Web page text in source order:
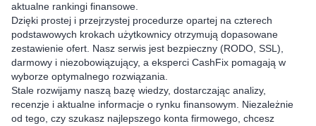
aktualne rankingi finansowe.
Dzięki prostej i przejrzystej procedurze opartej na czterech
podstawowych krokach użytkownicy otrzymują dopasowane
zestawienie ofert. Nasz serwis jest bezpieczny (RODO, SSL),
darmowy i niezobowiązujący, a eksperci CashFix pomagają w
wyborze optymalnego rozwiązania.
Stale rozwijamy naszą bazę wiedzy, dostarczając analizy,
recenzje i aktualne informacje o rynku finansowym. Niezależnie
od tego, czy szukasz najlepszego konta firmowego, chcesz